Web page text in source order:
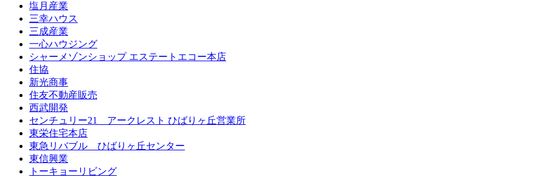
塩月産業
三幸ハウス
三成産業
一心ハウジング
シャーメゾンショップ エステートエコー本店
住協
新光商事
住友不動産販売
西武開発
センチュリー21 アークレスト ひばりヶ丘営業所
東栄住宅本店
東急リバブル ひばりヶ丘センター
東信興業
トーキョーリビング